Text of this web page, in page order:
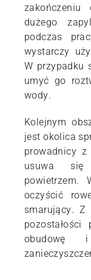
dużego
podczas
wystarczy
W przypadku
umyć go
wody.
Kolejnym
jest okolica
prowadnicy z
usuwa się
powietrzem.
oczyścić
smarujący. Z
obudowę